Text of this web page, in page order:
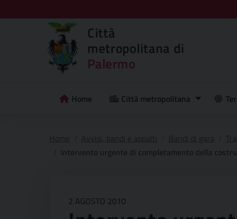
Città
metropolitana di
Palermo
Home Città metropolitana
2 AGOSTO 2010